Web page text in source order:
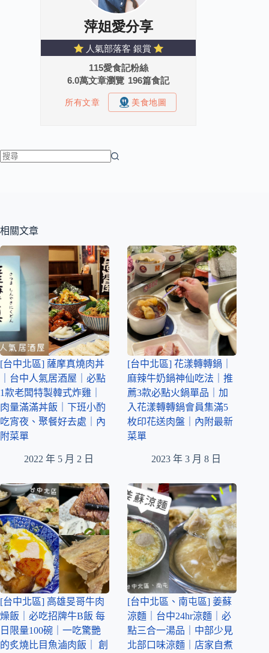
相關文章
[台中北區] 薩摩真燒肉丼
｜台中人氣居酒屋｜必點
1款老闆特製韓式炸雞｜
肉量滿滿丼飯｜下班小酌
吃宵夜、聚餐好去處｜內
附菜單
2022 年 5 月 2 日
[台中北區] 花漾轉轉鍋｜
麻辣牛奶鍋神仙吃法｜推
薦3款必點火鍋單品｜加
入花漾轉轉鍋會員集滿5
枚印花送肉盤｜內附最新
菜單
2023 年 3 月 8 日
[台中北區] 高雄旻哥牛肉
燥飯｜必吃招牌牛B飯 每
日限量100碗｜一吃驚艷
的炙燒比目魚滷肉飯｜ 創
[台中北區、南屯區] 姜蘇
涼麵｜台中24hr涼麵｜必
點三合一湯品｜中部少見
北部口味涼麵｜店家自煮